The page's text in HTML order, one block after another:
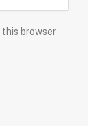
this browser